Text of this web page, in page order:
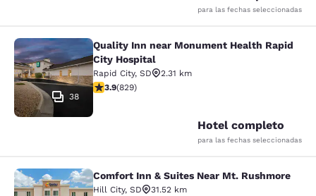
para las fechas seleccionadas
Quality Inn near Monument Health
38
Quality Inn near Monument Health Rapid
City Hospital
Rapid City, SD
2.31 km
calificación de 3.92 estrellas. Bueno. 829 reseñas
3.9(829)
Hotel completo
para las fechas seleccionadas
Comfort Inn & Suites Near Mt.
Comfort Inn & Suites Near Mt. Rushmore
Hill City, SD
31.52 km